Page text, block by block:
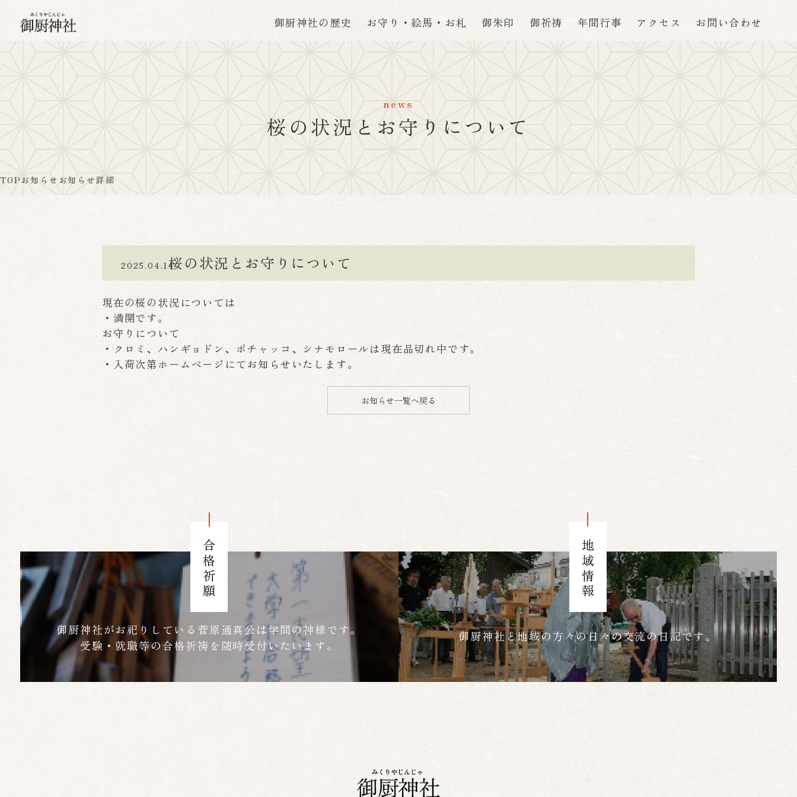
御厨神社の歴史 お守り・絵馬・お札 御朱印 御祈祷 年間行事 アクセス お問い合わせ
news
桜の状況とお守りについて
TOPお知らせ お知らせ詳細
2025.04.14桜の状況とお守りについて
現在の桜の状況については
・ 満開です。
お守りについて
・ クロミ、ハンギョドン、ポチャッコ、シナモロールは現在品切れ中です。
・ 入荷次第ホームページにてお知らせいたします。
お知らせ一覧へ戻る
合格祈願
御厨神社がお祀りしている菅原通真公は学問の神様です。
受験・就職等の合格祈祷を随時受付いたいます。
地域情報
御厨神社と地域の方々の日々の交流の日記です。